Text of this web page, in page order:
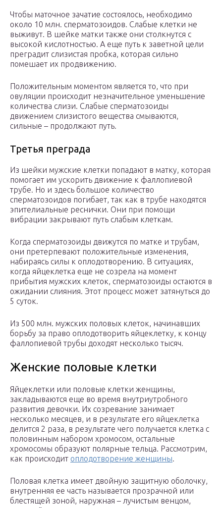
Чтобы маточное зачатие состоялось, необходимо
около 10 млн. сперматозоидов. Слабые клетки не
выживут. В шейке матки также они столкнутся с
высокой кислотностью. А еще путь к заветной цели
преградит слизистая пробка, которая сильно
помешает их продвижению.
Положительным моментом является то, что при
овуляции происходит незначительное уменьшение
количества слизи. Слабые сперматозоиды
движением слизистого вещества смываются,
сильные – продолжают путь.
Третья преграда
Из шейки мужские клетки попадают в матку, которая
помогает им ускорить движение к фаллопиевой
трубе. Но и здесь большое количество
сперматозоидов погибает, так как в трубе находятся
эпителиальные реснички. Они при помощи
вибрации закрывают путь слабым клеткам.
Когда сперматозоиды движутся по матке и трубам,
они претерпевают положительные изменения,
набираясь силы к оплодотворению. В ситуациях,
когда яйцеклетка еще не созрела на момент
прибытия мужских клеток, сперматозоиды остаются в
ожидании слияния. Этот процесс может затянуться до
5 суток.
Из 500 млн. мужских половых клеток, начинавших
борьбу за право оплодотворить яйцеклетку, к концу
фаллопиевой трубы доходят несколько тысяч.
Женские половые клетки
Яйцеклетки или половые клетки женщины,
закладываются еще во время внутриутробного
развития девочки. Их созревание занимает
несколько месяцев, и в результате его яйцеклетка
делится 2 раза, в результате чего получается клетка с
половинным набором хромосом, остальные
хромосомы образуют полярные тельца. Рассмотрим,
как происходит оплодотворение женщины.
Половая клетка имеет двойную защитную оболочку,
внутренняя ее часть называется прозрачной или
блестящей зоной, наружная – лучистым венцом,